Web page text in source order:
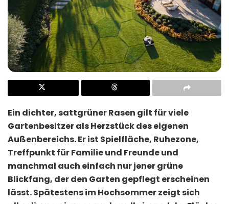
Ein dichter, sattgrüner Rasen gilt für viele
Gartenbesitzer als Herzstück des eigenen
Außenbereichs. Er ist Spielfläche, Ruhezone,
Treffpunkt für Familie und Freunde und
manchmal auch einfach nur jener grüne
Blickfang, der den Garten gepflegt erscheinen
lässt. Spätestens im Hochsommer zeigt sich